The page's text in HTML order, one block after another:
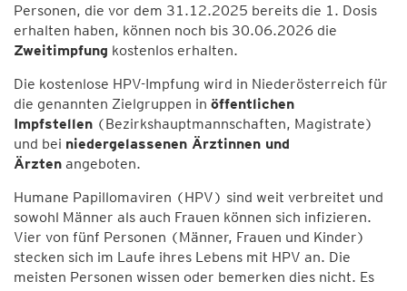
Personen, die vor dem 31.12.2025 bereits die 1. Dosis
erhalten haben, können noch bis 30.06.2026 die
Zweitimpfung kostenlos erhalten.
Die kostenlose HPV-Impfung wird in Niederösterreich für
die genannten Zielgruppen in öffentlichen
Impfstellen (Bezirkshauptmannschaften, Magistrate)
und bei niedergelassenen Ärztinnen und
Ärzten angeboten.
Humane Papillomaviren (HPV) sind weit verbreitet und
sowohl Männer als auch Frauen können sich infizieren.
Vier von fünf Personen (Männer, Frauen und Kinder)
stecken sich im Laufe ihres Lebens mit HPV an. Die
meisten Personen wissen oder bemerken dies nicht. Es